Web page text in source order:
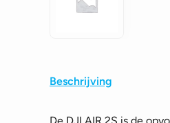
Beschrijving